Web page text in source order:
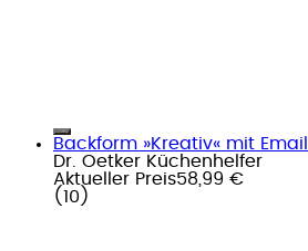
Backform »Kreativ« mit
Dr. Oetker Küchenhelfer
Aktueller Preis58,99 €
( 10 )